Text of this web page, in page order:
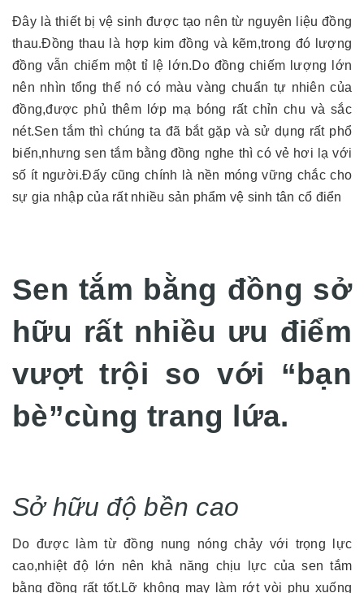
Đây là thiết bị vệ sinh được tạo nên từ nguyên liệu đồng
thau.Đồng thau là hợp kim đồng và kẽm,trong đó lượng
đồng vẫn chiếm một tỉ lệ lớn.Do đồng chiếm lượng lớn
nên nhìn tổng thể nó có màu vàng chuẩn tự nhiên của
đồng,được phủ thêm lớp mạ bóng rất chỉn chu và sắc
nét.Sen tắm thì chúng ta đã bắt gặp và sử dụng rất phổ
biến,nhưng sen tắm bằng đồng nghe thì có vẻ hơi lạ với
số ít người.Đấy cũng chính là nền móng vững chắc cho
sự gia nhập của rất nhiều sản phẩm vệ sinh tân cổ điển
Sen tắm bằng đồng sở
hữu rất nhiều ưu điểm
vượt trội so với “bạn
bè”cùng trang lứa.
Sở hữu độ bền cao
Do được làm từ đồng nung nóng chảy với trọng lực
cao,nhiệt độ lớn nên khả năng chịu lực của sen tắm
bằng đồng rất tốt.Lỡ không may làm rớt vòi phụ xuống